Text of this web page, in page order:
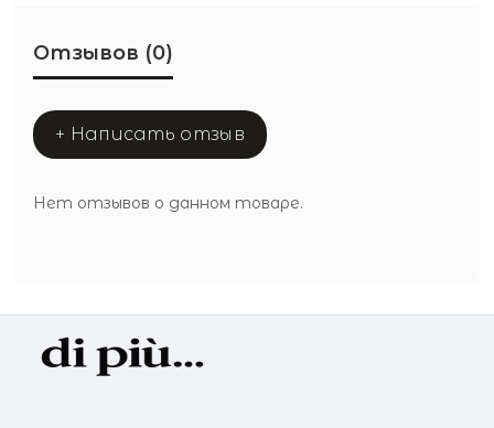
Отзывов (0)
+ Написать отзыв
Нет отзывов о данном товаре.